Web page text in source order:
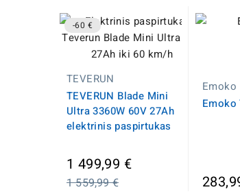
-60 €
TEVERUN
TEVERUN Blade Mini
Ultra 3360W 60V 27Ah
elektrinis paspirtukas
1 499,99 €Įprasta
1 559,99 €
Emoko
Emoko